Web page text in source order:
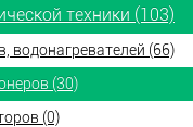
техники (103)
водонагревателей (66)
(30)
(0)